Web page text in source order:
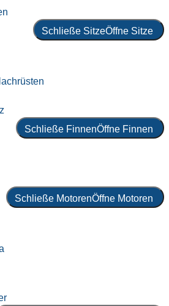
Schließe SitzeÖffne Sitze
Schließe FinnenÖffne Finnen
Schließe MotorenÖffne Motoren